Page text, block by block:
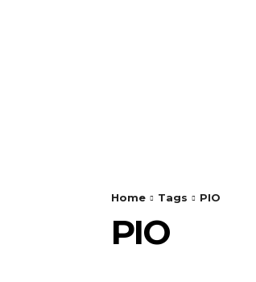
Home Tags PIO
PIO